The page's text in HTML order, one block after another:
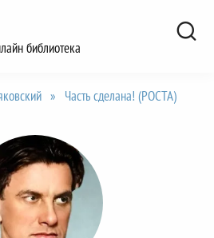
библиотека
» Часть сделана! (РОСТА)